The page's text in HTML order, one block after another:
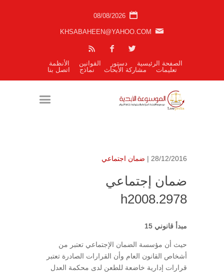
08/08/2026
KHSABAHEEN@YAHOO.COM
الصفحة الرئيسية دستور القوانين
الأنظمة
تعليمات
مشاركة الأبحاث نماذج اتصل بنا
28/12/2016 | ضمان اجتماعي
ضمان إجتماعي
h2008.2978
مبدأ قانوني 15
حيث أن مؤسسة الضمان الإجتماعي تعتبر من
أشخاص القانون العام وأن القرارات الصادرة تعتبر
قرارات إدارية خاضعة للطعن لدى محكمة العدل